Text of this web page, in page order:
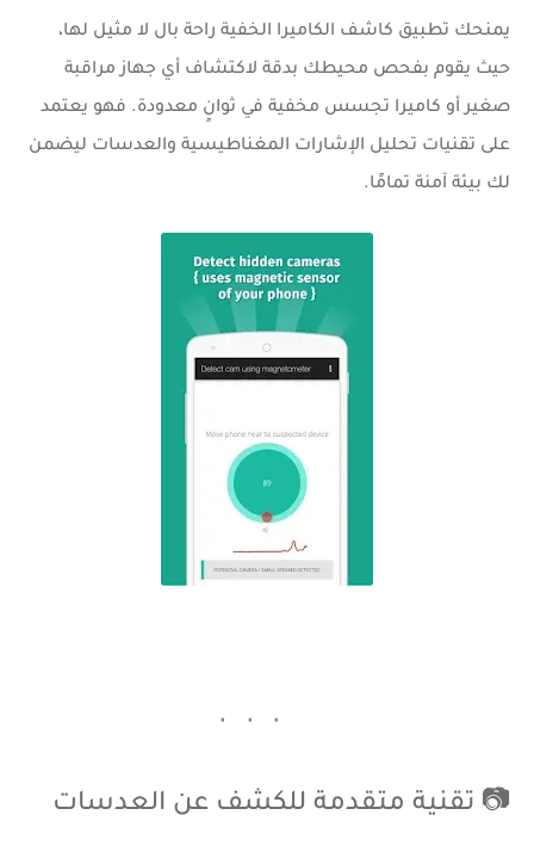
يمنحك تطبيق كاشف الكاميرا الخفية راحة بال لا مثيل لها،
حيث يقوم بفحص محيطك بدقة لاكتشاف أي جهاز مراقبة
صغير أو كاميرا تجسس مخفية في ثوانٍ معدودة. فهو يعتمد
على تقنيات تحليل الإشارات المغناطيسية والعدسات ليضمن
لك بيئة آمنة تمامًا.
📷 تقنية متقدمة للكشف عن العدسات